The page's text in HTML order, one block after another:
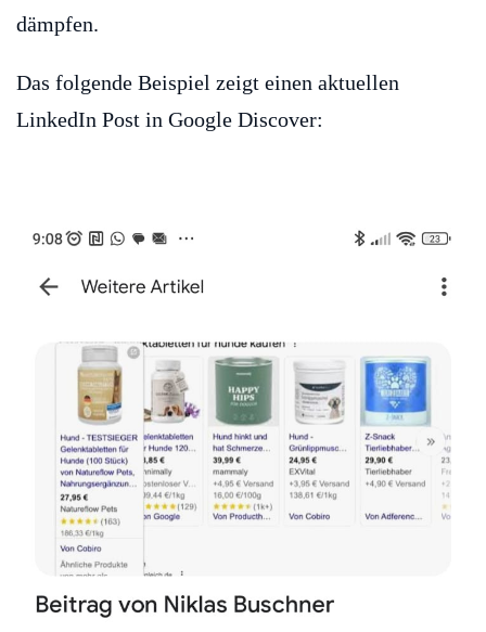
dämpfen.
Das folgende Beispiel zeigt einen aktuellen
LinkedIn Post in Google Discover: